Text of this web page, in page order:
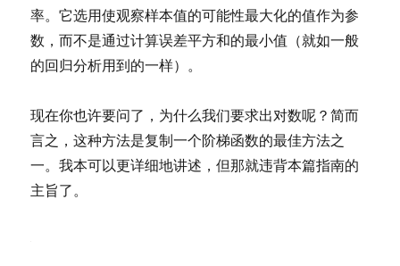
率。它选用使观察样本值的可能性最大化的值作为参
数，而不是通过计算误差平方和的最小值（就如一般
的回归分析用到的一样）。
现在你也许要问了，为什么我们要求出对数呢？简而
言之，这种方法是复制一个阶梯函数的最佳方法之
一。我本可以更详细地讲述，但那就违背本篇指南的
主旨了。